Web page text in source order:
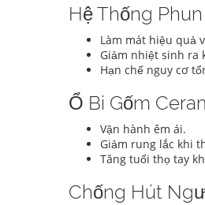
Hệ Thống
Làm mát hiệu quả
Giảm nhiệt sinh ra
Hạn chế nguy cơ
Ổ Bi Gốm
Vận hành êm ái.
Giảm rung lắc khi
Tăng tuổi thọ tay
Chống Hút